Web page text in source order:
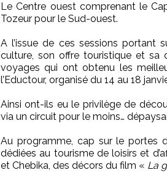
Le Centre ouest comprenant le
Tozeur pour le Sud-ouest.
A l’issue de ces sessions portant
culture, son offre touristique et sa
voyages qui ont obtenu les
l’Eductour, organisé du 14 au 18
Ainsi ont-ils eu le privilège de
via un circuit pour le moins…
Au programme, cap sur le portes
dédiées au tourisme de loisirs et
et Chebika, des décors du film « La